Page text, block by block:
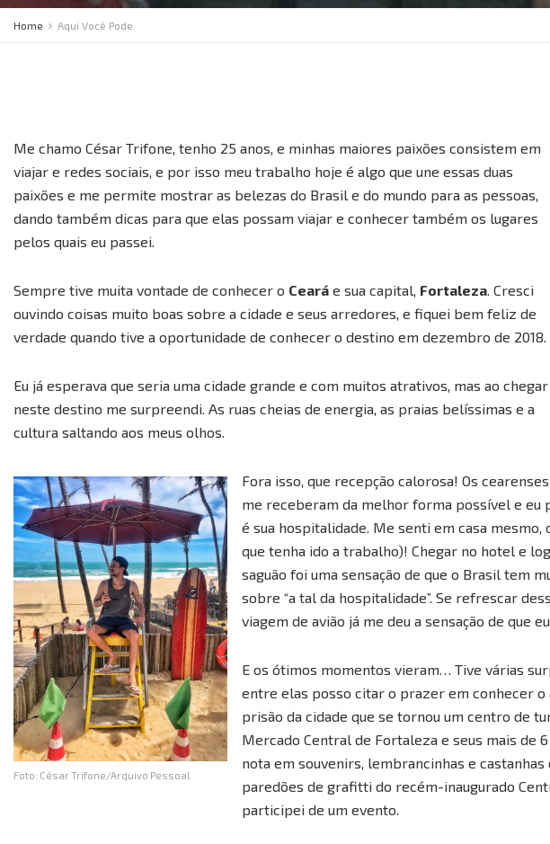
Home Aqui Você Pode
Me chamo César Trifone, tenho 25 anos, e minhas maiores paixões consistem em
viajar e redes sociais, e por isso meu trabalho hoje é algo que une essas duas
paixões e me permite mostrar as belezas do Brasil e do mundo para as pessoas,
dando também dicas para que elas possam viajar e conhecer também os lugares
pelos quais eu passei.
Sempre tive muita vontade de conhecer o Ceará e sua capital, Fortaleza. Cresci
ouvindo coisas muito boas sobre a cidade e seus arredores, e fiquei bem feliz de
verdade quando tive a oportunidade de conhecer o destino em dezembro de 2018.
Eu já esperava que seria uma cidade grande e com muitos atrativos, mas ao chegar
neste destino me surpreendi. As ruas cheias de energia, as praias belíssimas e a
cultura saltando aos meus olhos.
Foto: César Trifone/Arquivo Pessoal
Fora isso, que recepção calorosa! Os cearenses
me receberam da melhor forma possível e eu
é sua hospitalidade. Me senti em casa
que tenha ido a trabalho)! Chegar no hotel e
saguão foi uma sensação de que o Brasil tem
sobre “a tal da hospitalidade”. Se refrescar
viagem de avião já me deu a sensação de que
E os ótimos momentos vieram… Tive várias
entre elas posso citar o prazer em conhecer
prisão da cidade que se tornou um centro de
Mercado Central de Fortaleza e seus mais de
nota em souvenirs, lembrancinhas e castanhas
paredões de grafitti do recém-inaugurado
participei de um evento.